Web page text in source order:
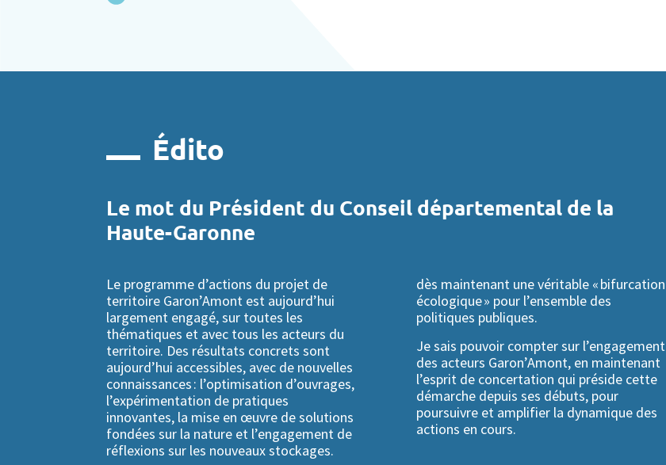
Édito
Le mot du Président du Conseil départemental de la
Haute-Garonne
Le programme d’actions du projet de
territoire Garon’Amont est aujourd’hui
largement engagé, sur toutes les
thématiques et avec tous les acteurs du
territoire. Des résultats concrets sont
aujourd’hui accessibles, avec de nouvelles
connaissances : l’optimisation d’ouvrages,
l’expérimentation de pratiques
innovantes, la mise en œuvre desolutions
fondées sur la nature et l’engagement de
réflexions sur les nouveaux stockages.
dès maintenant une véritable « bifurcation
écologique » pour l’ensemble des
politiques publiques.
Je sais pouvoir compter sur l’engagement
des acteurs Garon’Amont, en maintenant
l’esprit de concertation qui préside cette
démarche depuis ses débuts, pour
poursuivre et amplifier la dynamique des
actions en cours.